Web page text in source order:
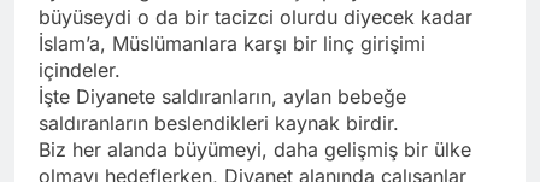
büyüseydi o da bir tacizci olurdu diyecek kadar
İslam’a, Müslümanlara karşı bir linç girişimi
içindeler.
İşte Diyanete saldıranların, aylan bebeğe
saldıranların beslendikleri kaynak birdir.
Biz her alanda büyümeyi, daha gelişmiş bir ülke
olmayı hedeflerken, Diyanet alanında çalışanlar